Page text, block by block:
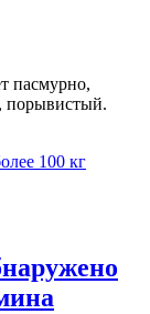
пасмурно,
порывистый.